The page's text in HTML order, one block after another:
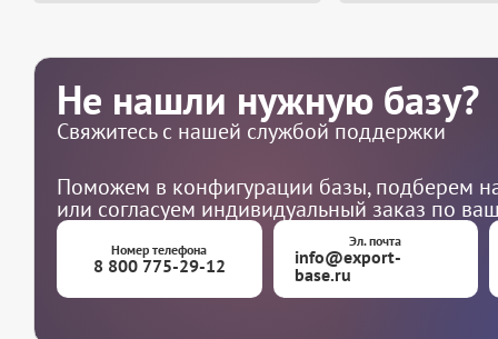
Не нашли нужную базу?
Свяжитесь с нашей службой поддержки
Поможем в конфигурации базы, подберем
или согласуем индивидуальный заказ по
Номер телефона
8 800 775-29-12
Эл. почта
info@export-
base.ru